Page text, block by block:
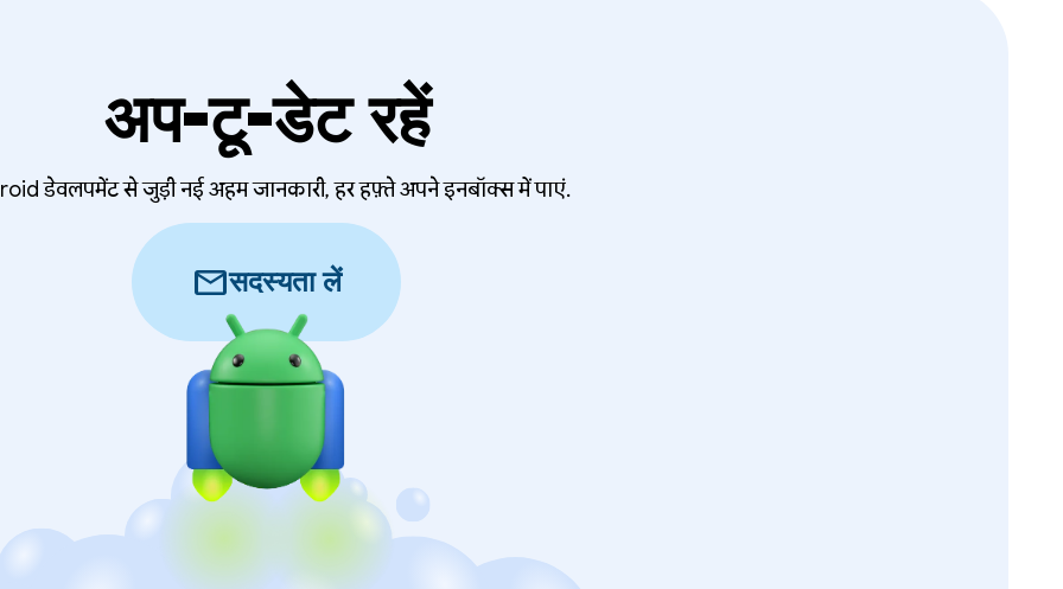
अप-टू-डेट रहें
डेवलपमेंट से जुड़ी नई अहम जानकारी, हर हफ़्ते अपने इनबॉक्स में पाएं.
mailसदस्यता लें